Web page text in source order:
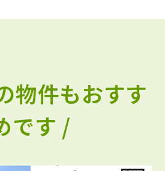
物件もおすす
です /